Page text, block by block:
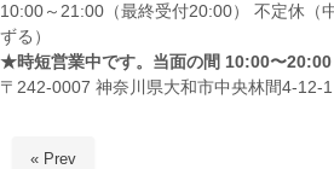
10:00～21:00（最終受付20:00） 不定休（
ずる）
★時短営業中です。当面の間 10:00〜
〒242-0007 神奈川県大和市中央林間4-
« Prev